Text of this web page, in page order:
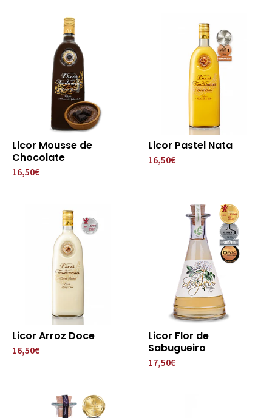
Licor Mousse de
Chocolate
16,50€
Licor Pastel Nata
16,50€
Licor Arroz Doce
16,50€
Licor Flor de
Sabugueiro
17,50€